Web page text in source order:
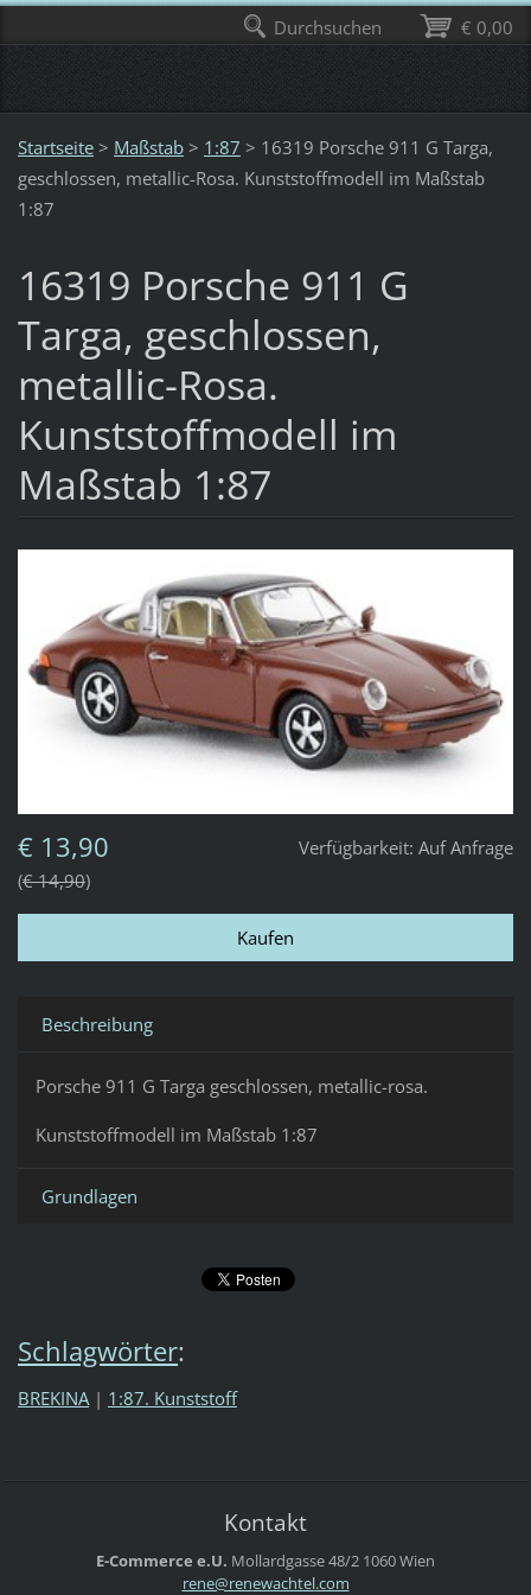
Startseite > Maßstab > 1:87 > 16319 Porsche 911 G Targa,
geschlossen, metallic-Rosa. Kunststoffmodell im Maßstab
1:87
16319 Porsche 911 G
Targa, geschlossen,
metallic-Rosa.
Kunststoffmodell im
Maßstab 1:87
Verfügbarkeit: Auf Anfrage
€ 13,90
€ 14,90
Beschreibung
Porsche 911 G Targa geschlossen, metallic-rosa.
Kunststoffmodell im Maßstab 1:87
Grundlagen
Schlagwörter:
BREKINA | 1:87. Kunststoff
Kontakt
E-Commerce e.U. Mollardgasse 48/2 1060 Wien
rene@renewachtel.com
€ 0,00
Durchsuchen